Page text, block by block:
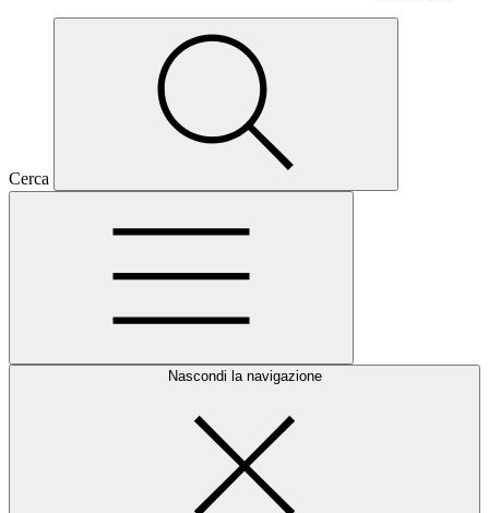
Cerca
Nascondi la navigazione